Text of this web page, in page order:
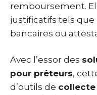
remboursement.
justificatifs tels que
bancaires ou
Avec l’essor des
pour prêteurs,
d’outils de